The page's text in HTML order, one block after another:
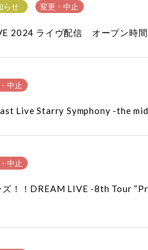
らせ 変更・中止
2024 ライヴ配信 オープン時
中止
Live Starry Symphony -the
中止
！！DREAM LIVE -8th Tour